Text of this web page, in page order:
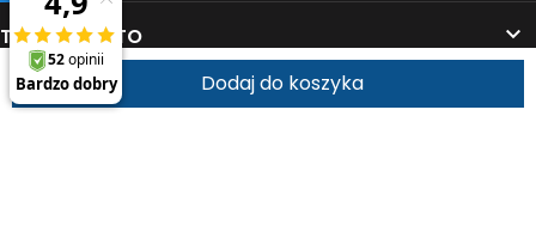
 Dodaj do koszyka
TWOJE KONTO 
KONTAKT 